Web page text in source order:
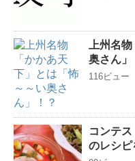
上州名
奥さん」
116ビュー
コンテス
のレシピ